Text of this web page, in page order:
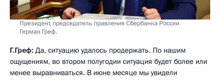
Президент, председатель правления Сбербанка России
Герман Греф.
Г.Греф: Да, ситуацию удалось продержать. По нашим
ощущениям, во втором полугодии ситуация будет более или
менее выравниваться. В июне месяце мы увидели